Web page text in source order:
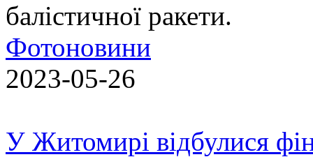
балістичної ракети.
Фотоновини
2023-05-26
У Житомирі відбулися